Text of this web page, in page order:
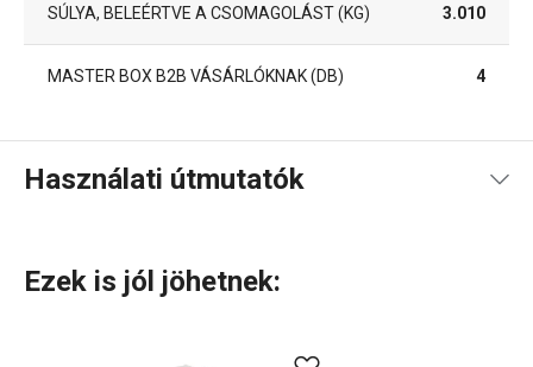
SÚLYA, BELEÉRTVE A CSOMAGOLÁST (KG) 3.010
MASTER BOX B2B VÁSÁRLÓKNAK (DB) 4
Használati útmutatók
Használati útmutató és biztonsági információk
Ezek is jól jöhetnek: